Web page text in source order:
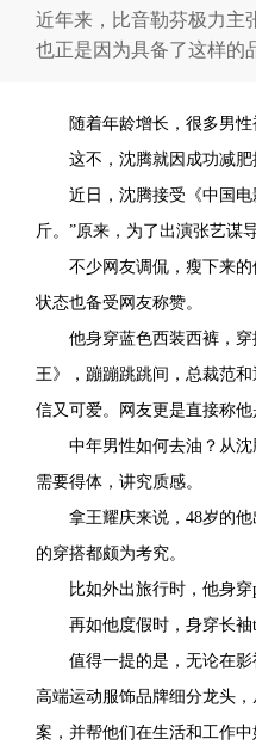
近年来，比音勒芬极力主
也正是因为具备了这样的
随着年龄增长，很多男
这不，沈腾就因成功减肥
近日，沈腾接受《中国
斤。”原来，为了出演张艺谋
不少网友调侃，瘦下来
状态也备受网友称赞。
他身穿蓝色西装西裤，
王》，蹦蹦跳跳间，总裁范
信又可爱。网友更是直接称他
中年男性如何去油？从
需要得体，讲究质感。
拿王耀庆来说，48岁的
的穿搭都颇为考究。
比如外出旅行时，他身穿
再如他度假时，身穿长袖
值得一提的是，无论在
高端运动服饰品牌细分龙头
案，并帮他们在生活和工作中